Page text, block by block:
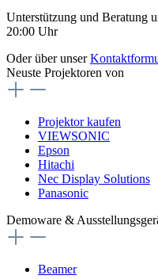
Unterstützung und Beratung
20:00 Uhr
Oder über unser
Neuste Projektoren von
Projektor kaufen
VIEWSONIC
Epson
Hitachi
Nec Display Solutions
Panasonic
Demoware &
Beamer